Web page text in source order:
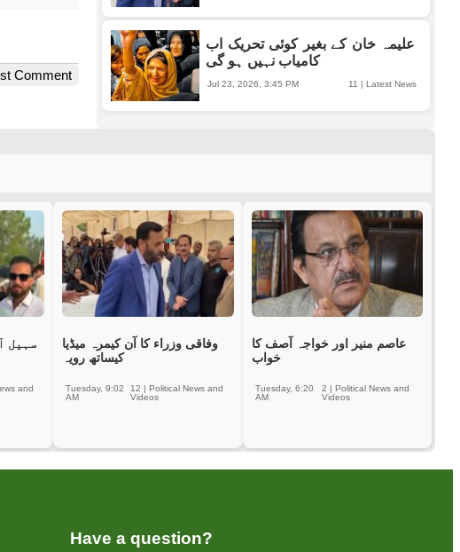
Comment
علیمہ خان کے بغیر کوئی تحریک اب
کامیاب نہیں ہو گی
11 | Latest News
Jul 23, 2026, 3:45 PM
سہیل
and
وفاقی وزراء کا آن کیمرہ میڈیا
کیساتھ رویہ
12 |Political News and
Videos
Tuesday, 9:02
AM
عاصم منیر اور خواجہ آصف کا
خواب
2 | Political News and
Videos
Tuesday, 6:20
AM
Have a question?